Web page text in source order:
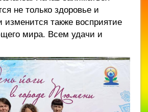
не только здоровье и
изменится также восприятие
мира. Всем удачи и